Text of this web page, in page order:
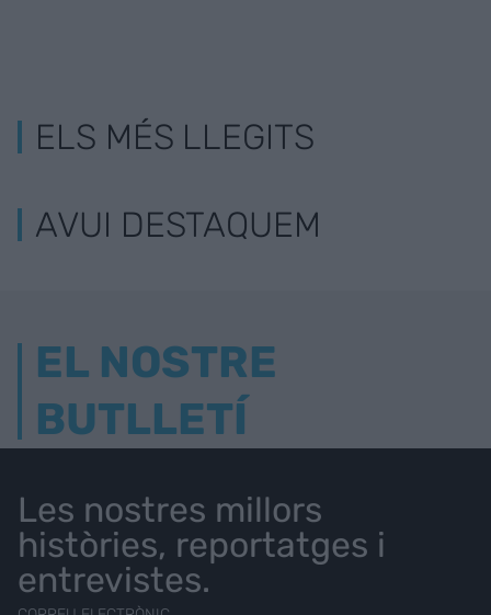
ELS MÉS LLEGITS
AVUI DESTAQUEM
EL NOSTRE
BUTLLETÍ
Les nostres millors
històries, reportatges i
entrevistes.